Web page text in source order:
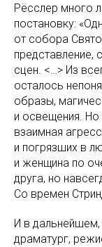
Рёсслер много
постановку:
от собора
представление,
сцен. <…> Из
осталось
образы,
и освещения.
взаимная
и погрязших в
и женщина по
друга, но
Со времен
И в
драматург,